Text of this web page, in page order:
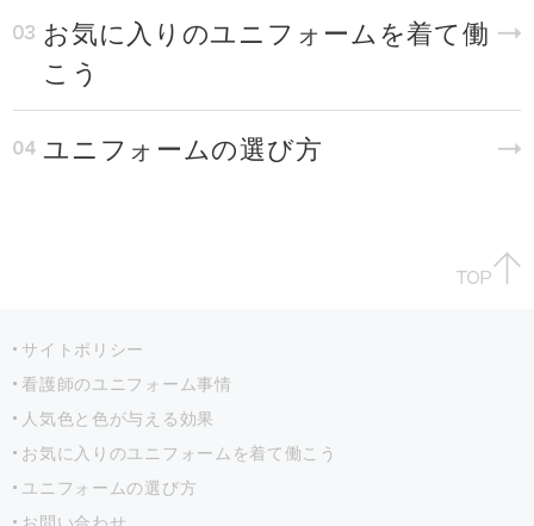
お気に入りのユニフォームを着て働
こう
ユニフォームの選び方
サイトポリシー
看護師のユニフォーム事情
人気色と色が与える効果
お気に入りのユニフォームを着て働こう
ユニフォームの選び方